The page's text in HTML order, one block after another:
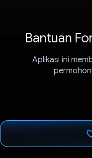
Bantuan
Aplikasi ini